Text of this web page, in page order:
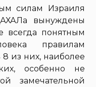
силам Израиля
вынуждены
всегда понятным
правилам
8 из них, наиболее
особенно не
замечательной